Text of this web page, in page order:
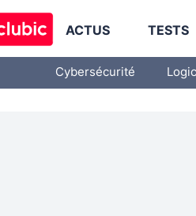
ACTUS TESTS
Cybersécurité